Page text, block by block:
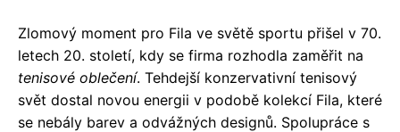
Zlomový moment pro Fila ve světě sportu přišel v 70.
letech 20. století, kdy se firma rozhodla zaměřit na
tenisové oblečení. Tehdejší konzervativní tenisový
svět dostal novou energii v podobě kolekcí Fila, které
se nebály barev a odvážných designů. Spolupráce s